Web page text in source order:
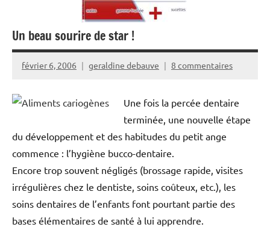
Un beau sourire de star !
février 6, 2006 geraldine debauve 8 commentaires
Une fois la percée dentaire
terminée, une nouvelle étape
du développement et des habitudes du petit ange
commence : l’hygiène bucco-dentaire.
Encore trop souvent négligés (brossage rapide, visites
irrégulières chez le dentiste, soins coûteux, etc.), les
soins dentaires de l’enfants font pourtant partie des
bases élémentaires de santé à lui apprendre.